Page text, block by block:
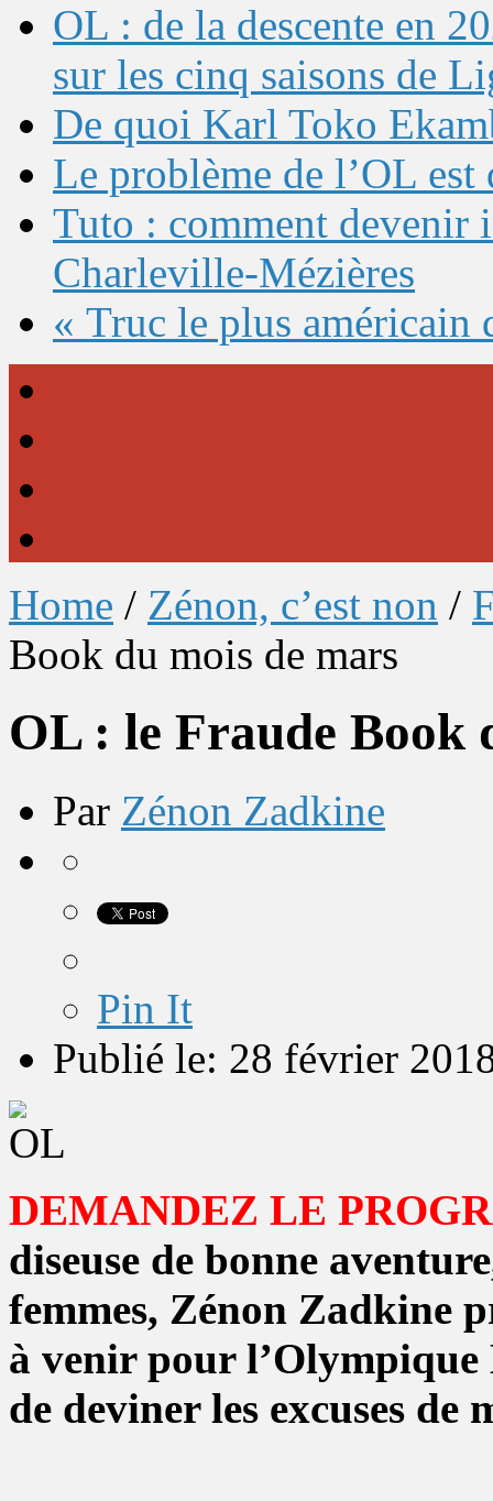
OL : de la descente en
sur les cinq saisons de
De quoi Karl Toko
Le problème de l’OL
Tuto : comment devenir
Charleville-Mézières
« Truc le plus américain
Home / Zénon, c’est non /
Book du mois de mars
OL : le Fraude Book
Par Zénon Zadkine
Pin It
Publié le: 28 février
DEMANDEZ LE
diseuse de bonne
femmes, Zénon Zadkine
à venir pour l’Olympique
de deviner les excuses de